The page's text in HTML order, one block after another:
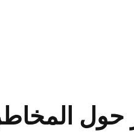
حول